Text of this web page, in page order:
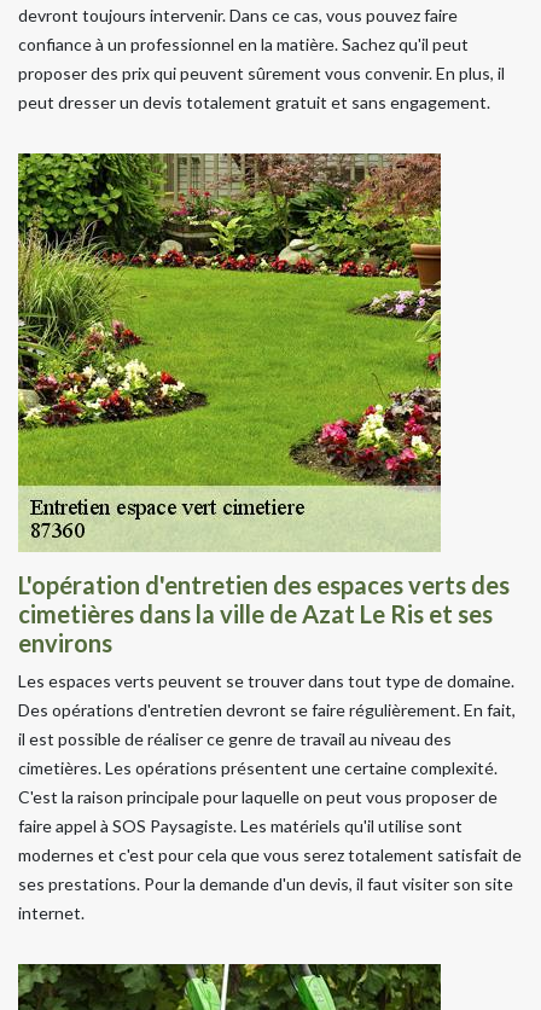
devront toujours intervenir. Dans ce cas, vous pouvez faire
confiance à un professionnel en la matière. Sachez qu'il peut
proposer des prix qui peuvent sûrement vous convenir. En plus, il
peut dresser un devis totalement gratuit et sans engagement.
L'opération d'entretien des espaces verts des
cimetières dans la ville de Azat Le Ris et ses
environs
Les espaces verts peuvent se trouver dans tout type de domaine.
Des opérations d'entretien devront se faire régulièrement. En fait,
il est possible de réaliser ce genre de travail au niveau des
cimetières. Les opérations présentent une certaine complexité.
C'est la raison principale pour laquelle on peut vous proposer de
faire appel à SOS Paysagiste. Les matériels qu'il utilise sont
modernes et c'est pour cela que vous serez totalement satisfait de
ses prestations. Pour la demande d'un devis, il faut visiter son site
internet.